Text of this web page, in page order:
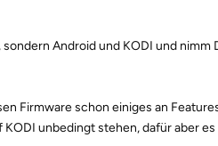
Android und KODI und nimm
Firmware schon einiges an
unbedingt stehen, dafür aber es